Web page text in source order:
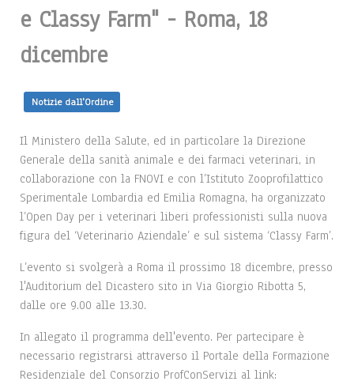
e Classy Farm" - Roma, 18
dicembre
Notizie dall'Ordine
Il Ministero della Salute, ed in particolare la Direzione
Generale della sanità animale e dei farmaci veterinari, in
collaborazione con la FNOVI e con l’Istituto Zooprofilattico
Sperimentale Lombardia ed Emilia Romagna, ha organizzato
l’Open Day per i veterinari liberi professionisti sulla nuova
figura del ‘Veterinario Aziendale’ e sul sistema ‘Classy Farm’.
L’evento si svolgerà a Roma il prossimo 18 dicembre, presso
l'Auditorium del Dicastero sito in Via Giorgio Ribotta 5,
dalle ore 9.00 alle 13.30.
In allegato il programma dell'evento. Per partecipare è
necessario registrarsi attraverso il Portale della Formazione
Residenziale del Consorzio ProfConServizi al link: